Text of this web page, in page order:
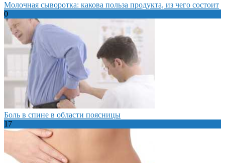
Молочная сыворотка: какова польза продукта, из чего состоит
0
Боль в спине в области поясницы
17